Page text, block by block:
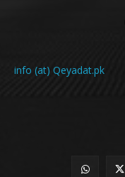
info (at) Qeyadat.pk